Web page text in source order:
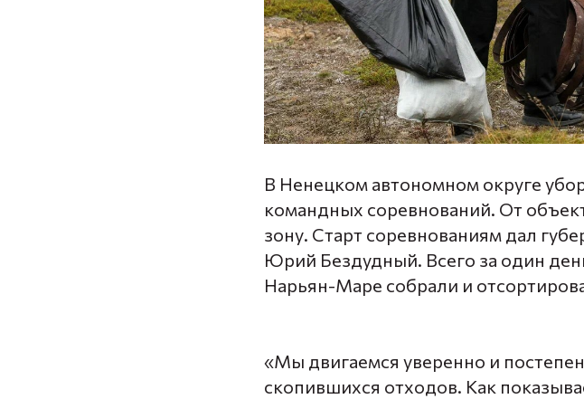
В Ненецком автономном округе
командных соревнований. От
зону. Старт соревнованиям дал
Юрий Бездудный. Всего за один
Нарьян-Маре собрали и
«Мы двигаемся уверенно и
скопившихся отходов. Как